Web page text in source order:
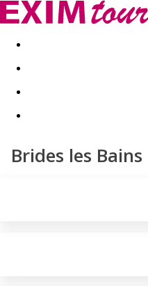
Akční nabídky Last minute
Brides les Bains